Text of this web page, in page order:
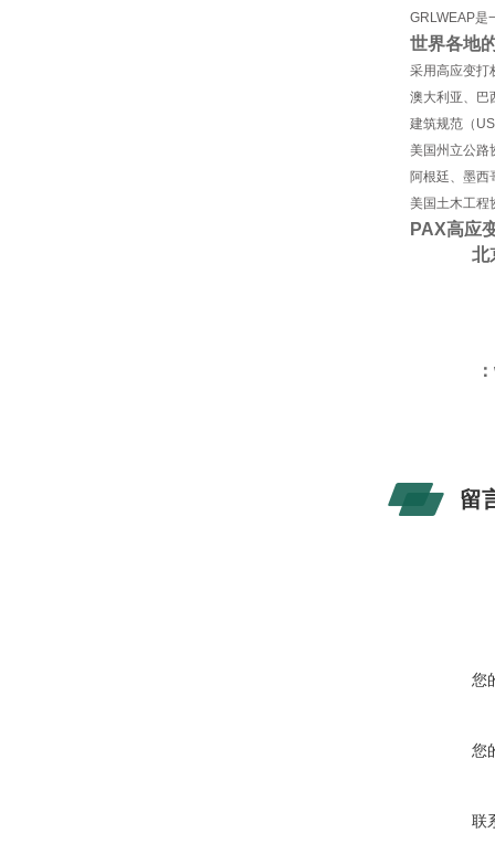
GRLWEAP是
世界各地
采用高应变打
澳大利亚、巴
建筑规范（
美国州立公路
阿根廷、墨西
美国土木工程
PAX高应
北
留
您
您
联